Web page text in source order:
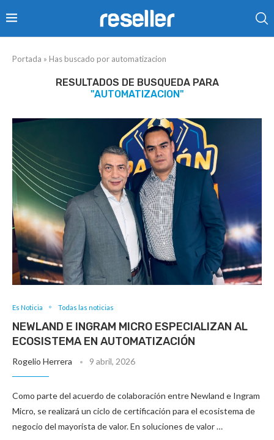
Portada » Has buscado por automatizacion
RESULTADOS DE BUSQUEDA PARA
"AUTOMATIZACION"
Es Noticia Todas las noticias
NEWLAND E INGRAM MICRO ESPECIALIZAN AL
ECOSISTEMA EN AUTOMATIZACIÓN
Rogelio Herrera 9 abril, 2026
Como parte del acuerdo de colaboración entre Newland e Ingram
Micro, se realizará un ciclo de certificación para el ecosistema de
negocio del mayorista de valor. En soluciones de valor …